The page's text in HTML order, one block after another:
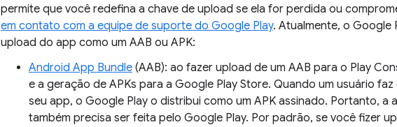
permite que você redefina a chave de upload se ela for perdida ou
em contato com a equipe de suporte do Google Play. Atualmente, o Google
upload do app como um AAB ou APK:
Android App Bundle (AAB): ao fazer upload de um AAB para o Play
e a geração de APKs para a Google Play Store. Quando um usuário
seu app, o Google Play o distribui como um APK assinado. Portanto, a
também precisa ser feita pelo Google Play. Por padrão, se você fizer